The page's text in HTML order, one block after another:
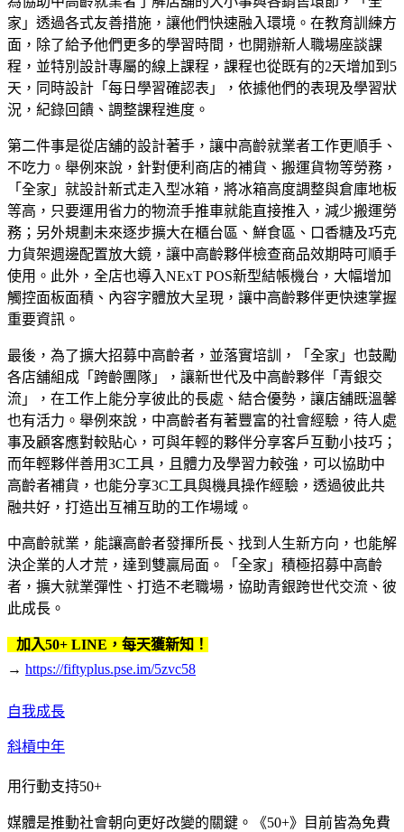
家」透過各式友善措施，讓他們快速融入環境。在教育訓練方
面，除了給予他們更多的學習時間，也開辦新人職場座談課
程，並特別設計專屬的線上課程，課程也從既有的2天增加到5
天，同時設計「每日學習確認表」，依據他們的表現及學習狀
況，紀錄回饋、調整課程進度。
第二件事是從店舖的設計著手，讓中高齡就業者工作更順手、
不吃力。舉例來說，針對便利商店的補貨、搬運貨物等勞務，
「全家」就設計新式走入型冰箱，將冰箱高度調整與倉庫地板
等高，只要運用省力的物流手推車就能直接推入，減少搬運勞
務；另外規劃未來逐步擴大在櫃台區、鮮食區、口香糖及巧克
力貨架週邊配置放大鏡，讓中高齡夥伴檢查商品效期時可順手
使用。此外，全店也導入NExT POS新型結帳機台，大幅增加
觸控面板面積、內容字體放大呈現，讓中高齡夥伴更快速掌握
重要資訊。
最後，為了擴大招募中高齡者，並落實培訓，「全家」也鼓勵
各店舖組成「跨齡團隊」，讓新世代及中高齡夥伴「青銀交
流」，在工作上能分享彼此的長處、結合優勢，讓店舖既溫馨
也有活力。舉例來說，中高齡者有著豐富的社會經驗，待人處
事及顧客應對較貼心，可與年輕的夥伴分享客戶互動小技巧；
而年輕夥伴善用3C工具，且體力及學習力較強，可以協助中
高齡者補貨，也能分享3C工具與機具操作經驗，透過彼此共
融共好，打造出互補互助的工作場域。
中高齡就業，能讓高齡者發揮所長、找到人生新方向，也能解
決企業的人才荒，達到雙贏局面。「全家」積極招募中高齡
者，擴大就業彈性、打造不老職場，協助青銀跨世代交流、彼
此成長。
加入50+ LINE，每天獲新知！
→ https://fiftyplus.pse.im/5zvc58
自我成長
斜槓中年
用行動支持50+
媒體是推動社會朝向更好改變的關鍵。《50+》目前皆為免費